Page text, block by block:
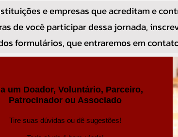
e empresas que acreditam e
de você participar dessa jornada,
formulários, que entraremos em
um Doador, Voluntário, Parceiro,
Patrocinador ou Associado
Tire suas dúvidas ou dê sugestões!